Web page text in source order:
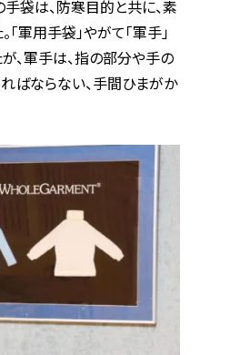
袋は、防寒目的と共に、素
軍用手袋」やがて「軍手」
、軍手は、指の部分や手の
ばならない、手間ひまがか